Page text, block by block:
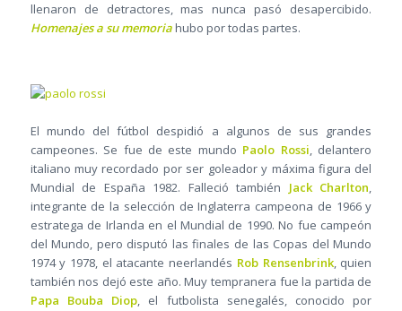
llenaron de detractores, mas nunca pasó desapercibido.
Homenajes a su memoriahubo por todas partes.
El mundo del fútbol despidió a algunos de sus grandes
campeones. Se fue de este mundo Paolo Rossi, delantero
italiano muy recordado por ser goleador y máxima figura del
Mundial de España 1982. Falleció también Jack Charlton,
integrante de la selección de Inglaterra campeona de 1966 y
estratega de Irlanda en el Mundial de 1990. No fue campeón
del Mundo, pero disputó las finales de las Copas del Mundo
1974 y 1978, el atacante neerlandés Rob Rensenbrink, quien
también nos dejó este año. Muy tempranera fue la partida de
Papa Bouba Diop, el futbolista senegalés, conocido por